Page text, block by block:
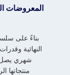
المعروضات
بناءً على
النهائية